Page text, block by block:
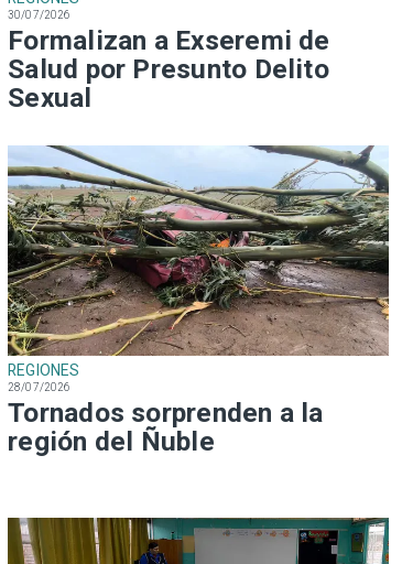
30/07/2026
Formalizan a Exseremi de
Salud por Presunto Delito
Sexual
REGIONES
28/07/2026
Tornados sorprenden a la
región del Ñuble